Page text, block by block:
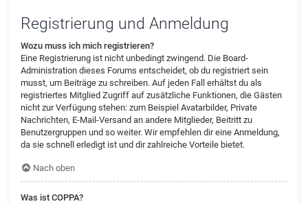
Registrierung und Anmeldung
Wozu muss ich mich registrieren?
Eine Registrierung ist nicht unbedingt zwingend. Die Board-
Administration dieses Forums entscheidet, ob du registriert sein
musst, um Beiträge zu schreiben. Auf jeden Fall erhältst du als
registriertes Mitglied Zugriff auf zusätzliche Funktionen, die Gästen
nicht zur Verfügung stehen: zum Beispiel Avatarbilder, Private
Nachrichten, E-Mail-Versand an andere Mitglieder, Beitritt zu
Benutzergruppen und so weiter. Wir empfehlen dir eine Anmeldung,
da sie schnell erledigt ist und dir zahlreiche Vorteile bietet.
Nach oben
Was ist COPPA?